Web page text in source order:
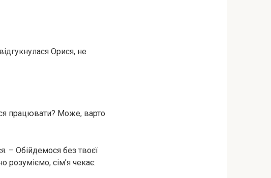
Орися, не
працювати? Може, варто
– Обійдемося без твоєї
сім’я чекає: